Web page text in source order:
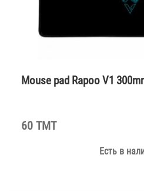
Mouse pad Rapoo V1
60 TMT
Есть в